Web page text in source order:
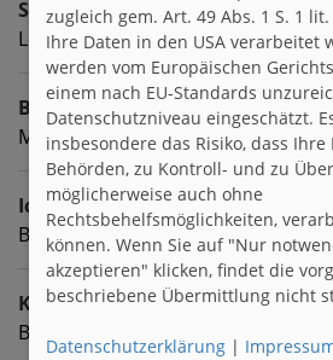
Sternzeichen
Löwe
Beruf
MTL
Ich suche
Brieffreunde zwischen 20 & 67
Kontaktart
Brieffreundschaft | egal
zugleich gem. Art. 49 Abs. 1 S. 1 lit.
Ihre Daten in den USA verarbeitet
werden vom Europäischen
einem nach EU-Standards
Datenschutzniveau eingeschätzt.
insbesondere das Risiko, dass Ihre
Behörden, zu Kontroll- und zu
möglicherweise auch ohne
Rechtsbehelfsmöglichkeiten,
können. Wenn Sie auf "Nur
akzeptieren" klicken, findet die
beschriebene Übermittlung nicht
Datenschutzerklärung |